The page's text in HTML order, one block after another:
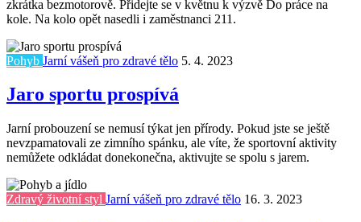
zkrátka bezmotorově. Přidejte se v květnu k výzvě Do práce na
kole. Na kolo opět nasedli i zaměstnanci 211.
Pohyb Jarní vášeň pro zdravé tělo 5. 4. 2023
Jaro sportu prospívá
Jarní probouzení se nemusí týkat jen přírody. Pokud jste se ještě
nevzpamatovali ze zimního spánku, ale víte, že sportovní aktivity
nemůžete odkládat donekonečna, aktivujte se spolu s jarem.
Zdravý životní styl Jarní vášeň pro zdravé tělo 16. 3. 2023